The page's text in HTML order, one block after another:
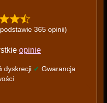
365 opinii)
opinie
dyskrecji ✔ Gwarancja